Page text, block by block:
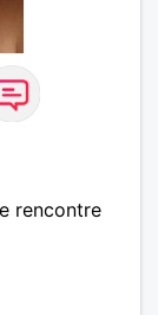
rencontre